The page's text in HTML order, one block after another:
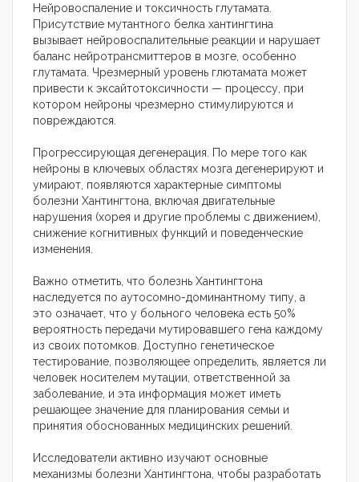
Нейровоспаление и токсичность глутамата.
Присутствие мутантного белка хантингтина
вызывает нейровоспалительные реакции и нарушает
баланс нейротрансмиттеров в мозге, особенно
глутамата. Чрезмерный уровень глютамата может
привести к эксайтотоксичности — процессу, при
котором нейроны чрезмерно стимулируются и
повреждаются.
Прогрессирующая дегенерация. По мере того как
нейроны в ключевых областях мозга дегенерируют и
умирают, появляются характерные симптомы
болезни Хантингтона, включая двигательные
нарушения (хорея и другие проблемы с движением),
снижение когнитивных функций и поведенческие
изменения.
Важно отметить, что болезнь Хантингтона
наследуется по аутосомно-доминантному типу, а
это означает, что у больного человека есть 50%
вероятность передачи мутировавшего гена каждому
из своих потомков. Доступно генетическое
тестирование, позволяющее определить, является ли
человек носителем мутации, ответственной за
заболевание, и эта информация может иметь
решающее значение для планирования семьи и
принятия обоснованных медицинских решений.
Исследователи активно изучают основные
механизмы болезни Хантингтона, чтобы разработать